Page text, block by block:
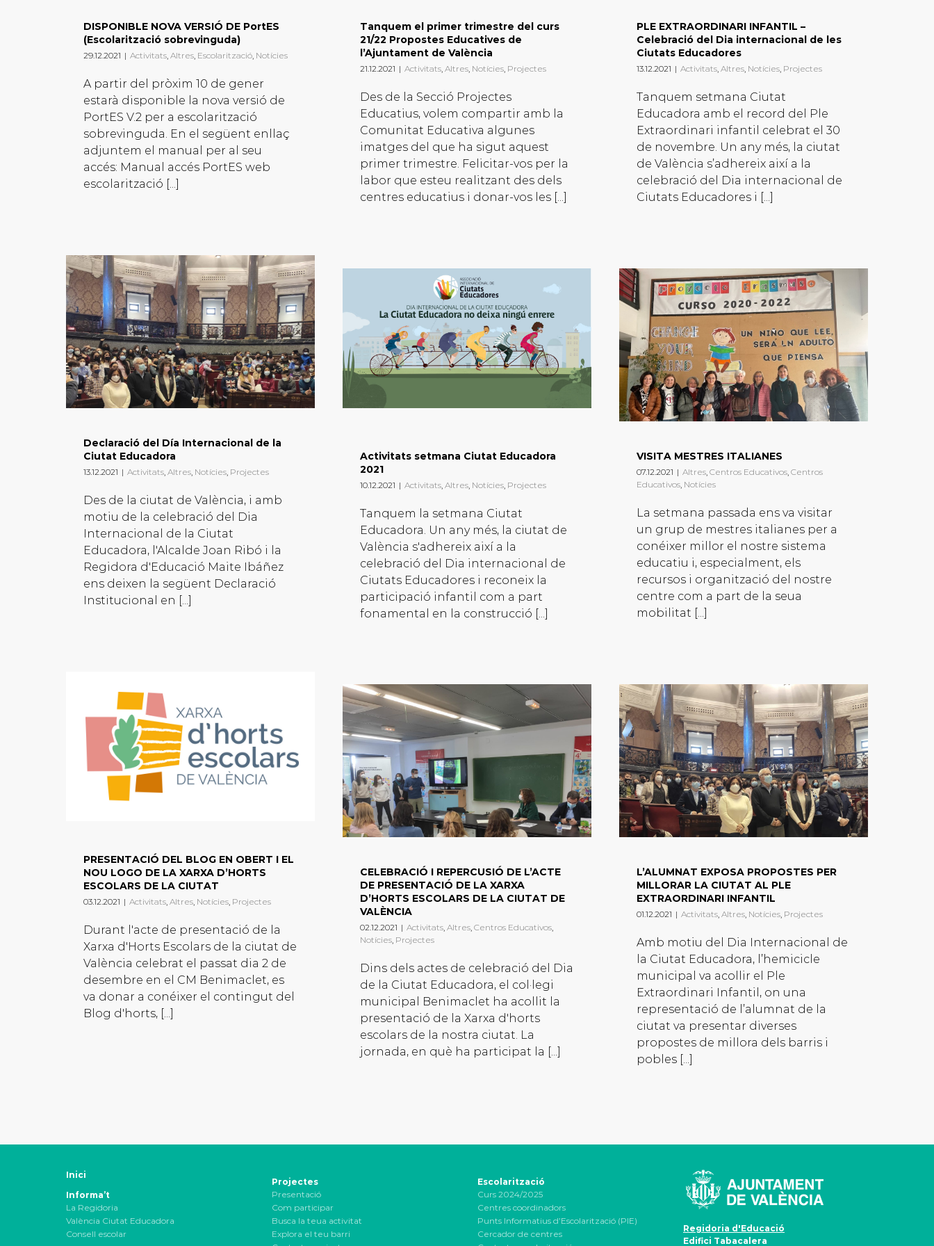
DISPONIBLE NOVA VERSIÓ DE PortES
(Escolarització sobrevinguda)
29.12.2021 | Activitats, Altres, Escolarització, Notícies
A partir del pròxim 10 de gener
estarà disponible la nova versió de
PortES V.2 per a escolarització
sobrevinguda. En el següent enllaç
adjuntem el manual per al seu
accés: Manual accés PortES web
escolarització [...]
Tanquem el primer trimestre del curs
21/22 Propostes Educatives de
l’Ajuntament de València
21.12.2021 | Activitats, Altres, Notícies, Projectes
Des de la Secció Projectes
Educatius, volem compartir amb la
Comunitat Educativa algunes
imatges del que ha sigut aquest
primer trimestre. Felicitar-vos per la
labor que esteu realitzant des dels
centres educatius i donar-vos les [...]
PLE EXTRAORDINARI INFANTIL –
Celebració del Dia internacional de les
Ciutats Educadores
13.12.2021 | Activitats, Altres, Notícies, Projectes
Tanquem setmana Ciutat
Educadora amb el record del Ple
Extraordinari infantil celebrat el 30
de novembre. Un any més, la ciutat
de València s’adhereix així a la
celebració del Dia internacional de
Ciutats Educadores i [...]
Declaració del Día Internacional de la
Ciutat Educadora
13.12.2021 | Activitats, Altres, Notícies, Projectes
Des de la ciutat de València, i amb
motiu de la celebració del Dia
Internacional de la Ciutat
Educadora, l'Alcalde Joan Ribó i la
Regidora d'Educació Maite Ibáñez
ens deixen la següent Declaració
Institucional en [...]
Activitats setmana Ciutat Educadora
2021
10.12.2021 | Activitats, Altres, Notícies, Projectes
Tanquem la setmana Ciutat
Educadora. Un any més, la ciutat de
València s'adhereix així a la
celebració del Dia internacional de
Ciutats Educadores i reconeix la
participació infantil com a part
fonamental en la construcció [...]
VISITA MESTRES ITALIANES
07.12.2021 | Altres, Centros Educativos, Centros
Educativos, Notícies
La setmana passada ens va visitar
un grup de mestres italianes per a
conéixer millor el nostre sistema
educatiu i, especialment, els
recursos i organització del nostre
centre com a part de la seua
mobilitat [...]
PRESENTACIÓ DEL BLOG EN OBERT I EL
NOU LOGO DE LA XARXA D’HORTS
ESCOLARS DE LA CIUTAT
03.12.2021 | Activitats, Altres, Notícies, Projectes
Durant l'acte de presentació de la
Xarxa d'Horts Escolars de la ciutat de
València celebrat el passat dia 2 de
desembre en el CM Benimaclet, es
va donar a conéixer el contingut del
Blog d'horts, [...]
CELEBRACIÓ I REPERCUSIÓ DE L’ACTE
DE PRESENTACIÓ DE LA XARXA
D’HORTS ESCOLARS DE LA CIUTAT DE
VALÈNCIA
02.12.2021 | Activitats, Altres, Centros Educativos,
Notícies, Projectes
Dins dels actes de celebració del Dia
de la Ciutat Educadora, el col·legi
municipal Benimaclet ha acollit la
presentació de la Xarxa d'horts
escolars de la nostra ciutat. La
jornada, en què ha participat la [...]
L’ALUMNAT EXPOSA PROPOSTES PER
MILLORAR LA CIUTAT AL PLE
EXTRAORDINARI INFANTIL
01.12.2021 | Activitats, Altres, Notícies, Projectes
Amb motiu del Dia Internacional de
la Ciutat Educadora, l’hemicicle
municipal va acollir el Ple
Extraordinari Infantil, on una
representació de l’alumnat de la
ciutat va presentar diverses
propostes de millora dels barris i
pobles [...]
Inici
Informa’t
La Regidoria
València Ciutat Educadora
Consell escolar
Projectes
Presentació
Com participar
Busca la teua activitat
Explora el teu barri
Escolarització
Curs 2024/2025
Centres coordinadors
Punts Informatius d’Escolarització (PIE)
Cercador de centres
Regidoria d'Educació
Edifici Tabacalera